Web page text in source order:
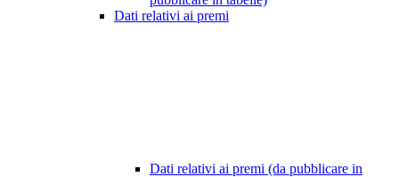
Dati relativi ai premi
Dati relativi ai premi (da pubblicare in